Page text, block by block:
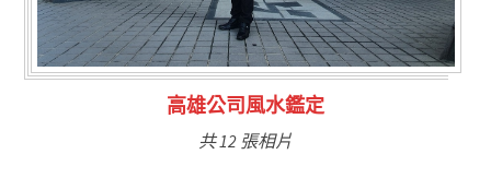
林氏福主量子生基造命
共 6 張相片